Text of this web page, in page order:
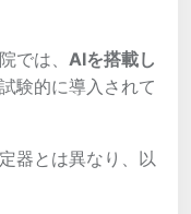
では、 AIを搭載し
験的に導入されて
器とは異なり、以